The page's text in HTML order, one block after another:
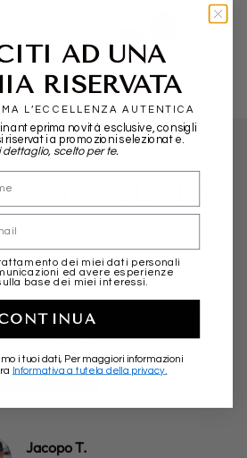
SAY ABOUT US...
and fast in shipping.
experience. Highly
★★★★★
Jacopo T.
AD UNA
RISERVATA
L’ECCELLENZA AUTENTICA
anteprima novità esclusive, consigli
riservati a promozioni selezionate.
dettaglio, scelto per te.
dei miei dati personali
ed avere esperienze
base dei miei interessi.
i tuoi dati, Per maggiori informazioni
Informativa a tutela della privacy.